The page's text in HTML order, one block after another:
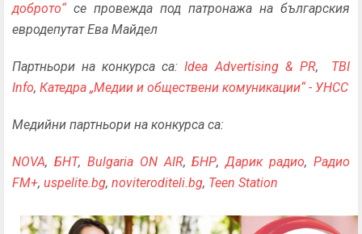
доброто“ се провежда под патронажа на българския
евродепутат Ева Майдел
Партньори на конкурса са:Idea Advertising & PR, TBI
Info, Катедра „Медии и обществени комуникации“ - УНСС
Медийни партньори на конкурса са:
NOVA, БНТ, Bulgaria ON AIR,БНР, Дарик радио, Радио
FM+, uspelite.bg, noviteroditeli.bg, Teen Station